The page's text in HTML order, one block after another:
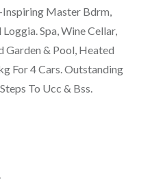
Master Bdrm,
Spa, Wine Cellar,
Garden & Pool, Heated
For 4 Cars. Outstanding
To Ucc & Bss.